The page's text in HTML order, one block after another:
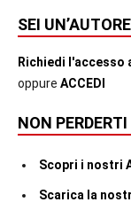
SEI
Richiedi l'accesso
oppure ACCEDI
NON
Scopri i nostri
Scarica la